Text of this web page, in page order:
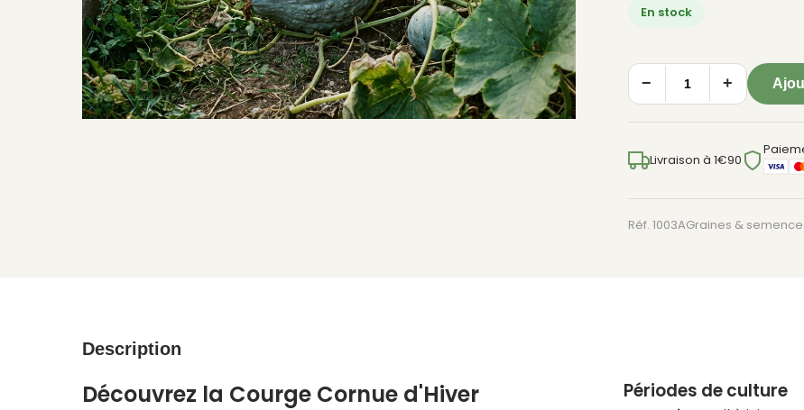
En stock
quantité
Cornue
-
15
− +
Livraison à 1€90
Réf. 1003AGraines &
Description
Découvrez la Courge Cornue d'Hiver Périodes de culture